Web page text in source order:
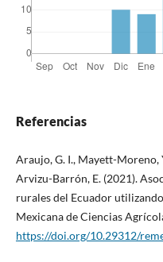
Referencias
Araujo, G. I., Mayett-Moreno,
Arvizu-Barrón, E. (2021).
rurales del Ecuador
Mexicana de Ciencias
https://doi.org/10.29312/